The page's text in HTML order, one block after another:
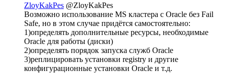
ZloyKakPes @ZloyKakPes
Возможно использование MS кластера с Oracle без Fail
Safe, но в этом случае придётся самостоятельно:
1)определять дополнительные ресурсы, необходимые
Oracle для работы (диски)
2)определять порядок запуска служб Oracle
3)реплицировать установки registry и другие
конфигурационные установки Oracle и т.д.